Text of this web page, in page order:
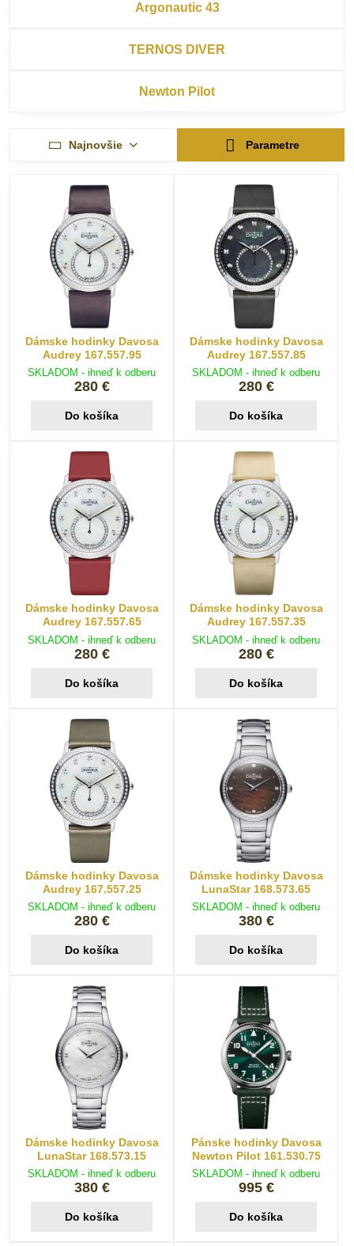
Argonautic 43
TERNOS DIVER
Newton Pilot
Najnovšie Parametre
Dámske hodinky Davosa
Audrey 167.557.95
SKLADOM - ihneď k odberu
280 €
Do košíka
Dámske hodinky Davosa
Audrey 167.557.85
SKLADOM - ihneď k odberu
280 €
Do košíka
Dámske hodinky Davosa
Audrey 167.557.65
SKLADOM - ihneď k odberu
280 €
Do košíka
Dámske hodinky Davosa
Audrey 167.557.35
SKLADOM - ihneď k odberu
280 €
Do košíka
Dámske hodinky Davosa
Audrey 167.557.25
SKLADOM - ihneď k odberu
280 €
Do košíka
Dámske hodinky Davosa
LunaStar 168.573.65
SKLADOM - ihneď k odberu
380 €
Do košíka
Dámske hodinky Davosa
LunaStar 168.573.15
SKLADOM - ihneď k odberu
380 €
Do košíka
Pánske hodinky Davosa
Newton Pilot 161.530.75
SKLADOM - ihneď k odberu
995 €
Do košíka